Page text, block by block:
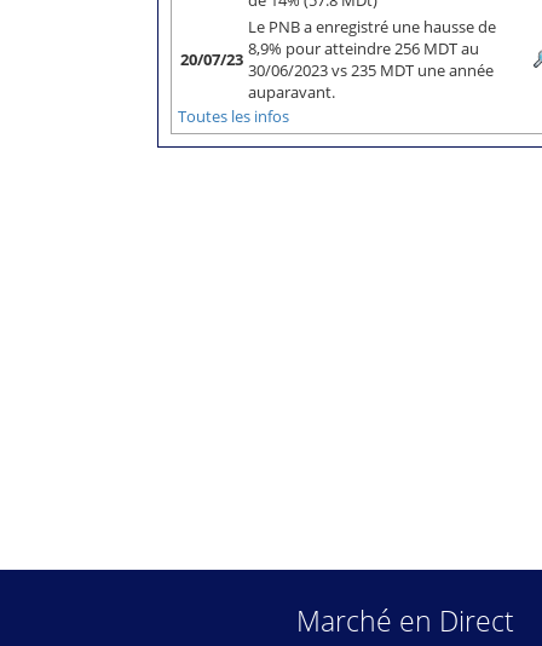
20/07/23
Le PNB a enregistré une hausse de
8,9% pour atteindre 256 MDT au
30/06/2023 vs 235 MDT une année
auparavant.
Toutes les infos
Marché en Direct